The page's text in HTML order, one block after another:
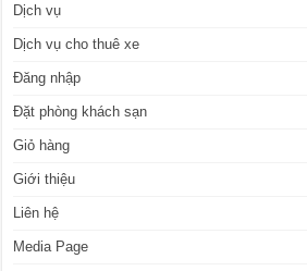
Dịch vụ
Dịch vụ cho thuê xe
Đăng nhập
Đặt phòng khách sạn
Giỏ hàng
Giới thiệu
Liên hệ
Media Page